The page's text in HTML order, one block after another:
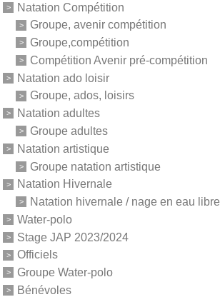
Natation Compétition
Groupe, avenir compétition
Groupe,compétition
Compétition Avenir pré-compétition
Natation ado loisir
Groupe, ados, loisirs
Natation adultes
Groupe adultes
Natation artistique
Groupe natation artistique
Natation Hivernale
Natation hivernale / nage en eau libre
Water-polo
Stage JAP 2023/2024
Officiels
Groupe Water-polo
Bénévoles